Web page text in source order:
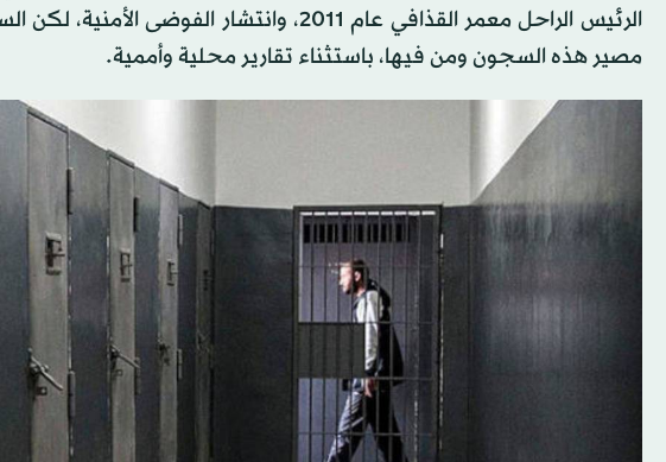
الرئيس الراحل معمر القذافي عام 2011،
مصير هذه السجون ومن فيها، باستثناء تقارير محلية وأممية.